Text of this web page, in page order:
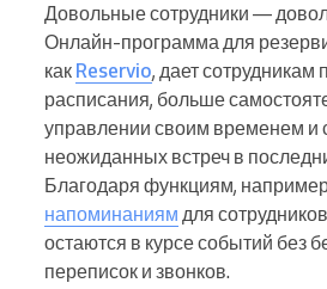
Довольные сотрудники —
Онлайн-программа для
как Reservio, дает сотрудникам
расписания, больше
управлении своим временем и
неожиданных встреч в
Благодаря функциям,
напоминаниям для
остаются в курсе событий без
переписок и звонков.